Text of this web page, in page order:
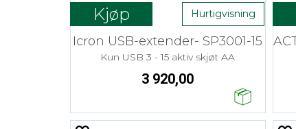
Kjøp Hurtigvisning
Icron USB-extender- SP3001-15
Kun USB 3 - 15 aktiv skjøt AA
3 920,00